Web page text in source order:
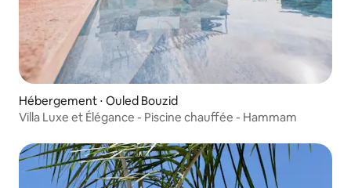
Hébergement ⋅ Ouled Bouzid
Villa Luxe et Élégance - Piscine chauffée - Hammam